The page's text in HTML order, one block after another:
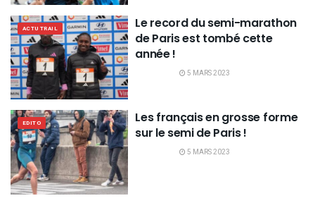
ACTU TRAIL
Le record du semi-marathon
de Paris est tombé cette
année !
5 MARS 2023
EDITO
Les français en grosse forme
sur le semi de Paris !
5 MARS 2023